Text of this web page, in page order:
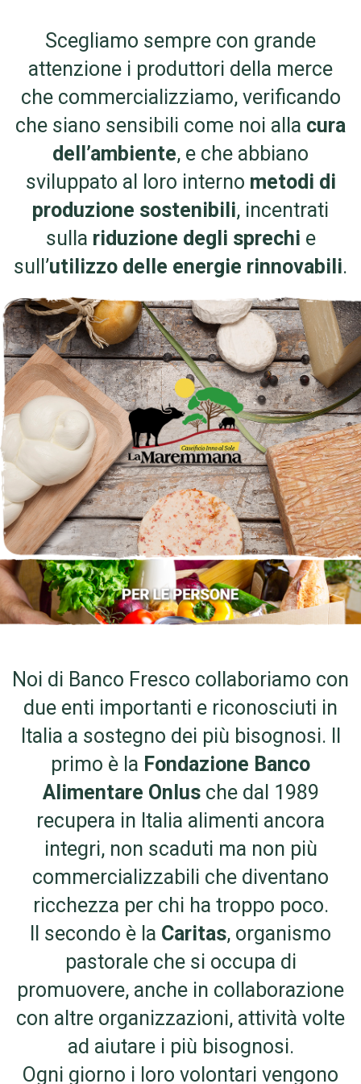
Scegliamo sempre con grande
attenzione i produttori della merce
che commercializziamo, verificando
che siano sensibili come noi alla cura
dell’ambiente, e che abbiano
sviluppato al loro interno metodi di
produzione sostenibili, incentrati
sulla riduzione degli sprechi e
sull’utilizzo delle energie rinnovabili.
Noi di Banco Fresco collaboriamo con
due enti importanti e riconosciuti in
Italia a sostegno dei più bisognosi. Il
primo è la Fondazione Banco
Alimentare Onlusche dal 1989
recupera in Italia alimenti ancora
integri, non scaduti ma non più
commercializzabili che diventano
ricchezza per chi ha troppo poco.
Il secondo è la Caritas, organismo
pastorale che si occupa di
promuovere, anche in collaborazione
con altre organizzazioni, attività volte
ad aiutare i più bisognosi.
Ogni giorno i loro volontari vengono